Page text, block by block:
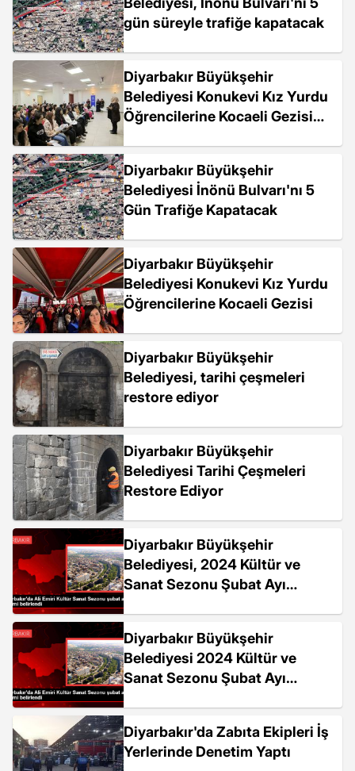
gün süreyle trafiğe kapatacak
Diyarbakır Büyükşehir
Belediyesi Konukevi Kız Yurdu
Öğrencilerine Kocaeli Gezisi
Diyarbakır Büyükşehir
Belediyesi İnönü Bulvarı'nı 5
Gün Trafiğe Kapatacak
Diyarbakır Büyükşehir
Belediyesi Konukevi Kız Yurdu
Öğrencilerine Kocaeli Gezisi
Diyarbakır Büyükşehir
Belediyesi, tarihi çeşmeleri
restore ediyor
Diyarbakır Büyükşehir
Belediyesi Tarihi Çeşmeleri
Restore Ediyor
Diyarbakır Büyükşehir
Belediyesi, 2024 Kültür ve
Sanat Sezonu Şubat Ayı
Diyarbakır Büyükşehir
Belediyesi 2024 Kültür ve
Sanat Sezonu Şubat Ayı
Diyarbakır'da Zabıta Ekipleri İş
Yerlerinde Denetim Yaptı